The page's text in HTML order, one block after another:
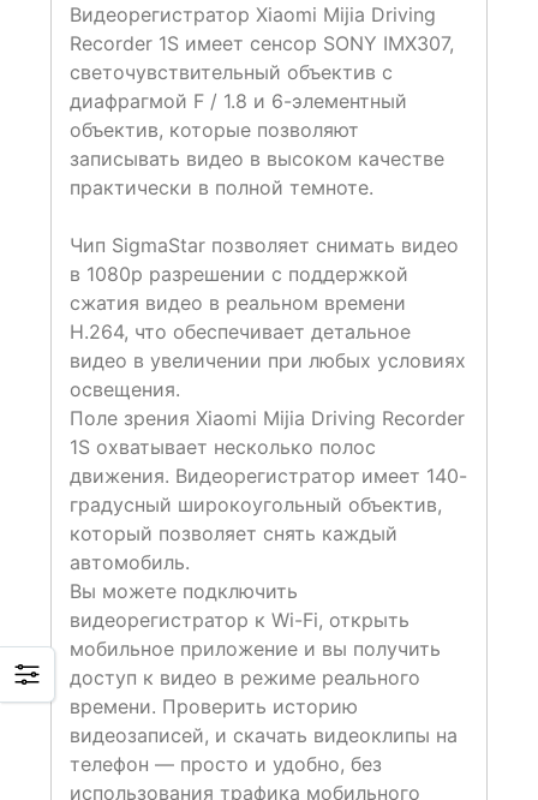
Видеорегистратор Xiaomi Mijia Driving
Recorder 1S имеет сенсор SONY IMX307,
светочувствительный объектив с
диафрагмой F / 1.8 и 6-элементный
объектив, которые позволяют
записывать видео в высоком качестве
практически в полной темноте.
Чип SigmaStar позволяет снимать видео
в 1080p разрешении с поддержкой
сжатия видео в реальном времени
H.264, что обеспечивает детальное
видео в увеличении при любых условиях
освещения.
Поле зрения Xiaomi Mijia Driving Recorder
1S охватывает несколько полос
движения. Видеорегистратор имеет 140-
градусный широкоугольный объектив,
который позволяет снять каждый
автомобиль.
Вы можете подключить
видеорегистратор к Wi-Fi, открыть
мобильное приложение и вы получить
доступ к видео в режиме реального
времени. Проверить историю
видеозаписей, и скачать видеоклипы на
телефон — просто и удобно, без
использования трафика мобильного